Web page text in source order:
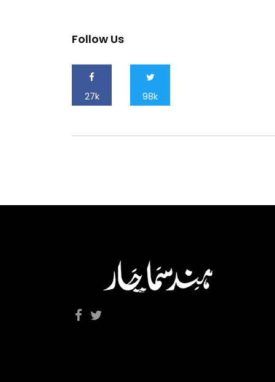
Follow Us
27k 98k